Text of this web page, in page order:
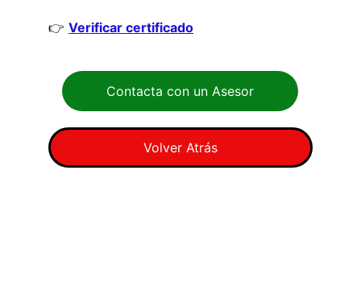
👉 Verificar certificado
Volver Atrás
Contacta con un Asesor